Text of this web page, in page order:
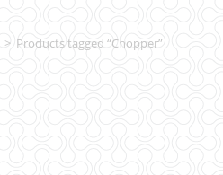
> Products tagged “Chopper”